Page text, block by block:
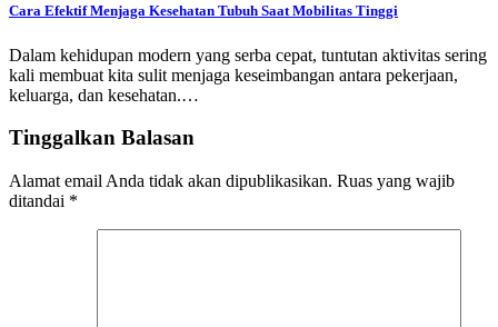
Cara Efektif Menjaga Kesehatan Tubuh Saat Mobilitas Tinggi
Dalam kehidupan modern yang serba cepat, tuntutan aktivitas sering
kali membuat kita sulit menjaga keseimbangan antara pekerjaan,
keluarga, dan kesehatan.…
Tinggalkan Balasan
Alamat email Anda tidak akan dipublikasikan. Ruas yang wajib
ditandai *